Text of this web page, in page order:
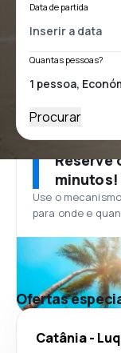
Data de partida
Quantas pessoas?
Procurar
Reserve
minutos!
Use o
para onde e
Ofertas
Catânia-